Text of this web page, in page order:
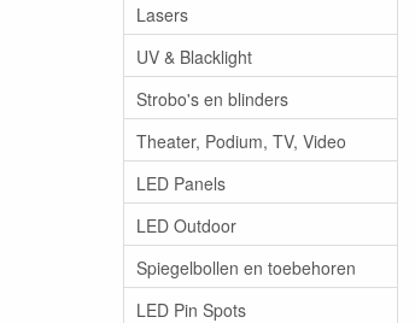
Lasers
UV & Blacklight
Strobo's en blinders
Theater, Podium, TV, Video
LED Panels
LED Outdoor
Spiegelbollen en toebehoren
LED Pin Spots